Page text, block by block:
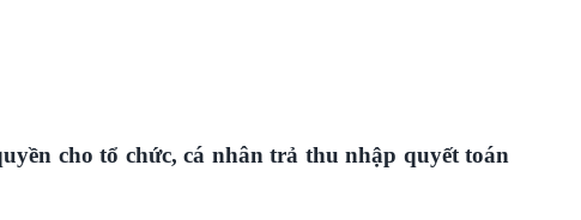
cho tổ chức, cá nhân trả thu nhập quyết toán